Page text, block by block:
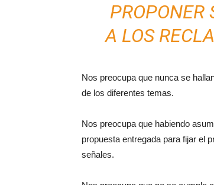
PROPONER
A LOS
Nos preocupa que nunca se
de los diferentes temas.
Nos preocupa que habiendo
propuesta entregada para fijar el
señales.